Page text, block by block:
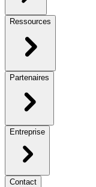
Ressources
Partenaires
Entreprise
Contact